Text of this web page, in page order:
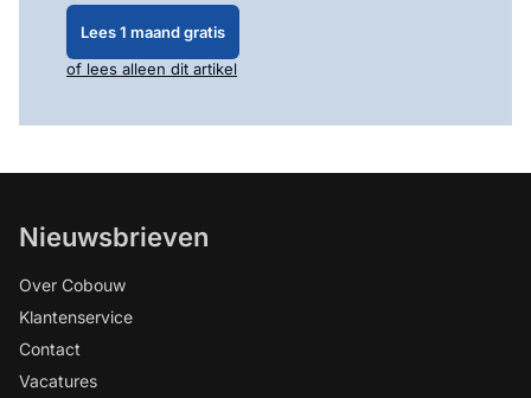
Lees 1 maand gratis
of lees alleen dit artikel
Nieuwsbrieven
Over Cobouw
Klantenservice
Contact
Vacatures